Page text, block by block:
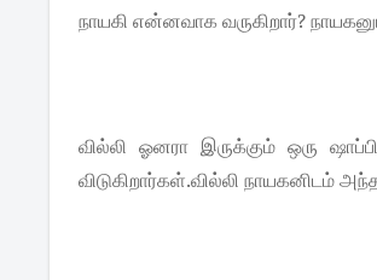
நாயகி என்னவாக வருகிறார்?
வில்லி ஓனரா இருக்கும் ஒரு
விடுகிறார்கள்.வில்லி நாயகனிடம்